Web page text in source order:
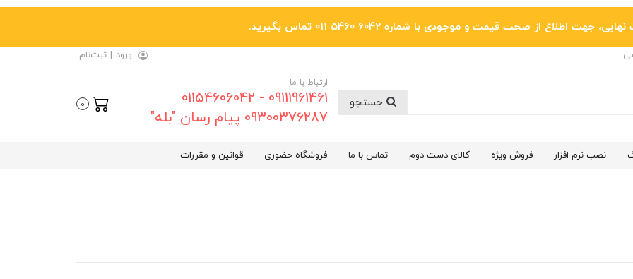
جهت اطلاع از صحت قیمت و موجودی با شماره 6042 5460 011 تماس بگیرید.
ورود | ثبت‌نام
ارتباط با ما
09111961461 - 01154606042
09300376287 پیام رسان "بله"
0
نصب نرم افزار فروش ویژه کالای دست دوم تماس با ما فروشگاه حضوری قوانین و مقررات